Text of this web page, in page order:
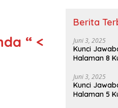
“ <
Berita
Juni 3, 2025
Kunci
Halaman 8
Juni 3, 2025
Kunci
Halaman 5